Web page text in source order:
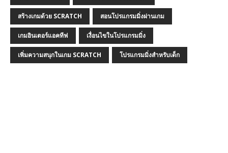
สร้างเกมด้วย SCRATCH สอนโปรแกรมมิ่งผ่านเกม
เกมอินเตอร์แอคทีฟ เงื่อนไขในโปรแกรมมิ่ง
เพิ่มความสนุกในเกม SCRATCH โปรแกรมมิ่งสำหรับเด็ก